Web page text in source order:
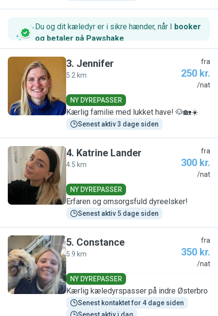
Du og dit kæledyr er i sikre hænder, når I booker
og betaler på Pawshake.
J
3. Jennifer
5.2 km
fra
250 kr.
/nat
NY DYREPASSER
Kærlig familie med lukket have! 🐶🏡☀️
Senest aktiv 3 dage siden
K
4. Katrine Lander
4.5 km
fra
300 kr.
/nat
NY DYREPASSER
Erfaren og omsorgsfuld dyreelsker!
Senest aktiv 5 dage siden
C
5. Constance
5.9 km
fra
350 kr.
/nat
NY DYREPASSER
Kærlig kæledyrspasser på indre Østerbro
Senest kontaktet for 4 dage siden